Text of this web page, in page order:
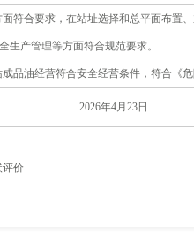
符合要求，在站址选择和总平面布置
生产管理等方面符合规范要求。
品油经营符合安全经营条件，符合《
2026年4月23日
评价